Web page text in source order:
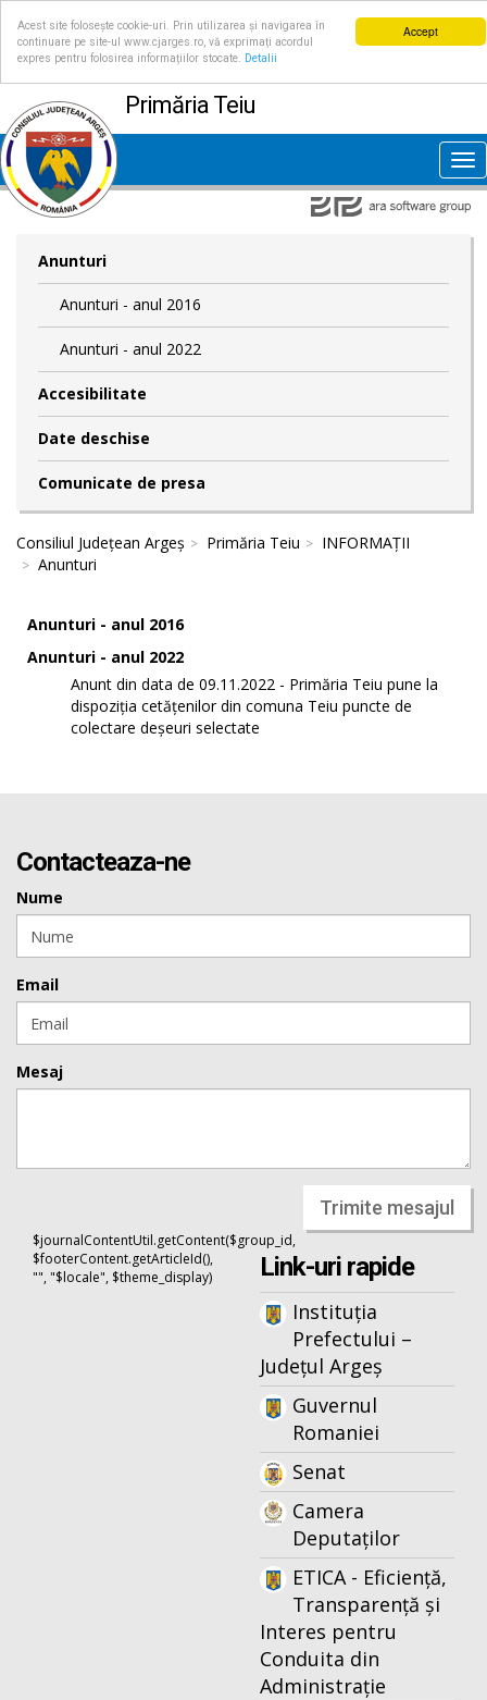
Accept
Acest site folosește cookie-uri. Prin utilizarea și navigarea în
continuare pe site-ul www.cjarges.ro, vă exprimați acordul
expres pentru folosirea informațiilor stocate.
Detalii
Primăria Teiu
Anunturi
Anunturi - anul 2016
Anunturi - anul 2022
Accesibilitate
Date deschise
Comunicate de presa
Consiliul Județean Argeș Primăria Teiu
INFORMAȚII
Anunturi
Anunturi - anul 2016
Anunturi - anul 2022
Anunt din data de 09.11.2022 - Primăria Teiu pune la
dispoziția cetățenilor din comuna Teiu puncte de
colectare deșeuri selectate
Contacteaza-ne
Nume
Email
Mesaj
Trimite mesajul
$journalContentUtil.getContent($group_id,
$footerContent.getArticleId(),
"", "$locale", $theme_display)
Link-uri rapide
Instituția
Prefectului –
Județul Argeș
Guvernul
Romaniei
Senat
Camera
Deputaților
ETICA - Eficiență,
Transparență și
Interes pentru
Conduita din
Administrație